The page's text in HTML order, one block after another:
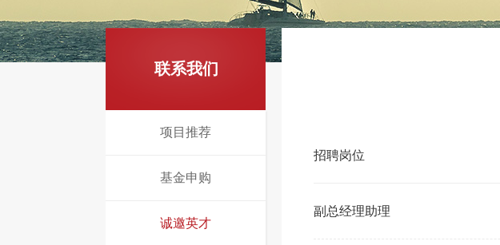
联系我们
项目推荐
基金申购
诚邀英才
招聘岗位
副总经理助理